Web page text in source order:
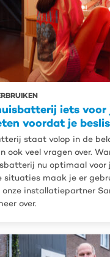
iets voor
voordat je
staat volop in de
ook veel vragen over.
nu optimaal voor
situaties maak je er
onze installatiepartner
over.